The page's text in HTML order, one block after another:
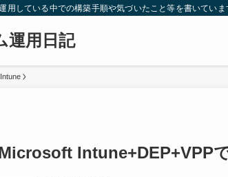
用している中での構築手順や気づいたこと等を書いていま
運用日記
Intune
Intune+DEP+VPP